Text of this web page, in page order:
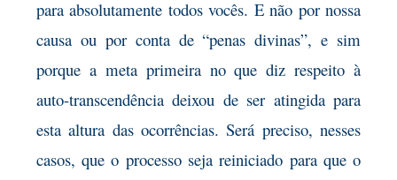
para absolutamente todos vocês. E não por nossa
causa ou por conta de “penas divinas”, e sim
porque a meta primeira no que diz respeito à
auto-transcendência deixou de ser atingida para
esta altura das ocorrências. Será preciso, nesses
casos, que o processo seja reiniciado para que o